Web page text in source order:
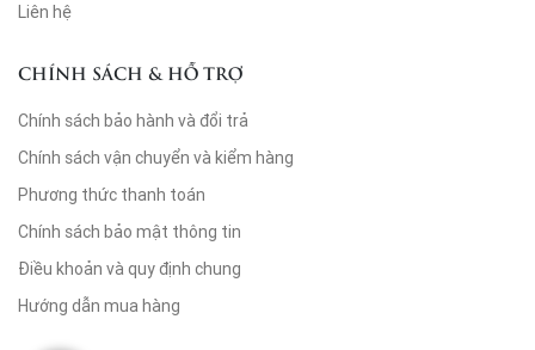
Liên hệ
CHÍNH SÁCH & HỖ TRỢ
Chính sách bảo hành và đổi trả
Chính sách vận chuyển và kiểm hàng
Phương thức thanh toán
Chính sách bảo mật thông tin
Điều khoản và quy định chung
Hướng dẫn mua hàng